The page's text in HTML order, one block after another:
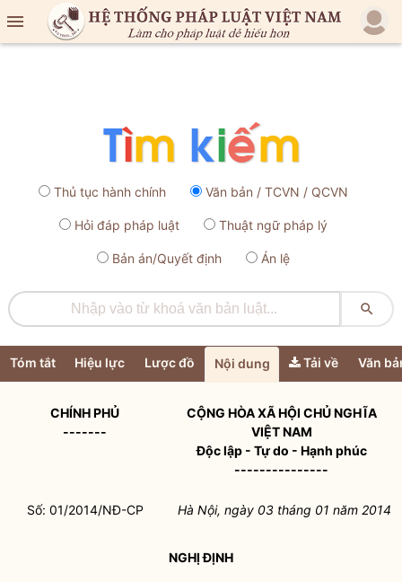

Thủ tục hành chính Văn bản / TCVN / QCVN
Hỏi đáp pháp luật Thuật ngữ pháp lý
Bản án/Quyết định Án lệ

Tóm tắt Hiệu lực Lược đồ Nội dung Tải về Văn
CHÍNH PHỦ
-------
CỘNG HÒA XÃ HỘI CHỦ NGHĨA
VIỆT NAM
Độc lập - Tự do - Hạnh phúc
---------------
Số: 01/2014/NĐ-CP Hà Nội, ngày 03 tháng 01 năm 2014
NGHỊ ĐỊNH